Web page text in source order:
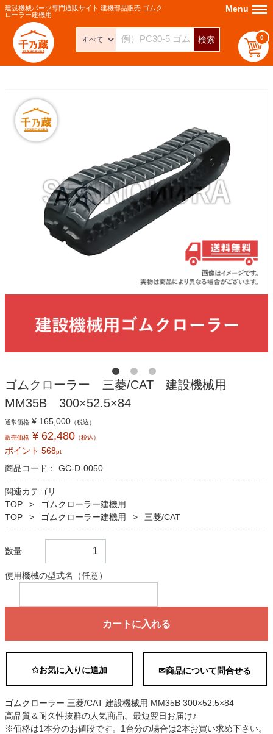
建設機械パーツ専門通販サイト 建機部品販売 ゴムク
ローラー建機用
検索 0
Menu Menu
ゴムクローラー 三菱/CAT 建設機械用
MM35B 300×52.5×84
通常価格 ¥ 165,000 （税込）
販売価格 ¥ 62,480 （税込）
ポイント 568pt
商品コード： GC-D-0050
関連カテゴリ
TOP
ゴムクローラー建機用
TOP
ゴムクローラー建機用 三菱/CAT
数量
使用機械の型式名（任意）
カートに入れる
✩お気に入りに追加 ✉商品について問合せる
ゴムクローラー 三菱/CAT 建設機械用 MM35B 300×52.5×84
高品質＆耐久性抜群の人気商品。最短翌日お届け♪
※価格は1本分のお値段です。1台分の場合は2本お買い求め下さい。